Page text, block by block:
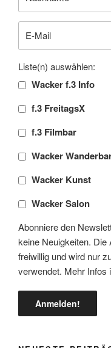
Liste(n) auswählen:
Wacker f.3 Info
f.3 FreitagsX
f.3 Filmbar
Wacker
Wacker Kunst
Wacker Salon
Abonniere den
keine Neuigkeiten. Die
freiwillig und wird nur
verwendet. Mehr Infos